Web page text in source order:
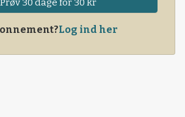
Log ind her